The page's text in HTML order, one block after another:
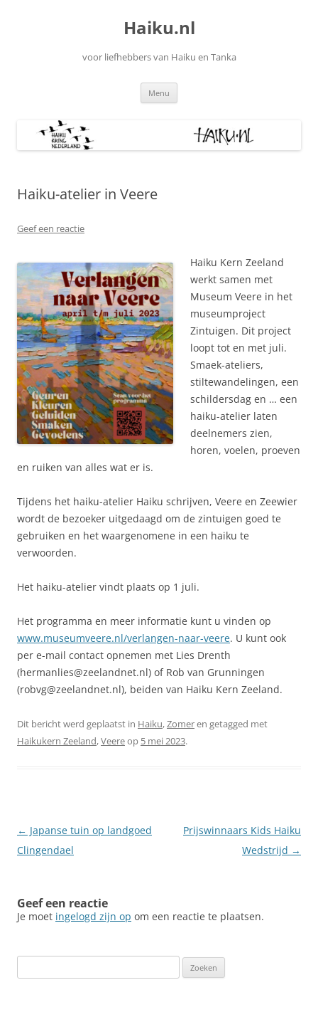
Haiku.nl
voor liefhebbers van Haiku en Tanka
Menu
Haiku-atelier in Veere
Geef een reactie
Haiku Kern Zeeland
werkt samen met
Museum Veere in het
museumproject
Zintuigen. Dit project
loopt tot en met juli.
Smaek-ateliers,
stiltewandelingen, een
schildersdag en … een
haiku-atelier laten
deelnemers zien,
horen, voelen, proeven
en ruiken van alles wat er is.
Tijdens het haiku-atelier Haiku schrijven, Veere en Zeewier
wordt de bezoeker uitgedaagd om de zintuigen goed te
gebruiken en het waargenomene in een haiku te
verwoorden.
Het haiku-atelier vindt plaats op 1 juli.
Het programma en meer informatie kunt u vinden op
www.museumveere.nl/verlangen-naar-veere. U kunt ook
per e-mail contact opnemen met Lies Drenth
(hermanlies@zeelandnet.nl) of Rob van Grunningen
(robvg@zeelandnet.nl), beiden van Haiku Kern Zeeland.
Dit bericht werd geplaatst in Haiku,Zomeren getagged met
Haikukern Zeeland,Veereop 5 mei 2023.
Berichtnavigatie
← Japanse tuin op landgoed
Clingendael
Prijswinnaars Kids Haiku
Wedstrijd →
Geef een reactie
Je moet ingelogd zijn op om een reactie te plaatsen.
naar: